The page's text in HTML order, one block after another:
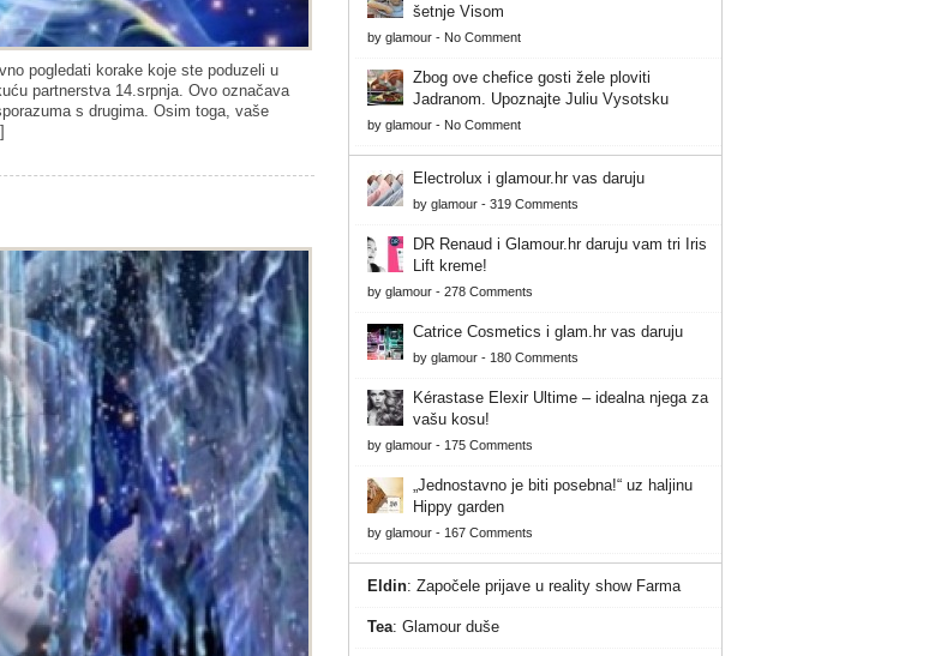
pogledati korake koje ste poduzeli u
partnerstva 14.srpnja. Ovo označava
s drugima. Osim toga, vaše
šetnje Visom
by glamour - No Comment
Zbog ove chefice gosti žele ploviti
Jadranom. Upoznajte Juliu Vysotsku
by glamour - No Comment
Electrolux i glamour.hr vas daruju
by glamour - 319 Comments
DR Renaud i Glamour.hr daruju vam tri Iris
Lift kreme!
by glamour - 278 Comments
Catrice Cosmetics i glam.hr vas daruju
by glamour - 180 Comments
Kérastase Elexir Ultime – idealna njega za
vašu kosu!
by glamour - 175 Comments
„Jednostavno je biti posebna!“ uz haljinu
Hippy garden
by glamour - 167 Comments
Eldin: Započele prijave u reality show Farma
Tea: Glamour duše